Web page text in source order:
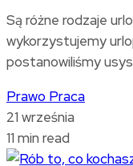
Są różne rodzaje
wykorzystujemy
postanowiliśmy
Prawo Praca
21 września
11 min read